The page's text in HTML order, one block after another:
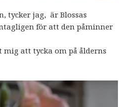
tycker jag, är Blossas
för att den påminner
att tycka om på ålderns